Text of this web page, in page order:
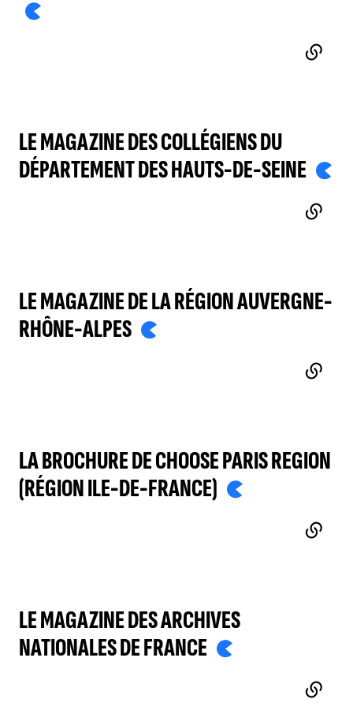
LE MAGAZINE DES COLLÉGIENS DU
DÉPARTEMENT DES HAUTS-DE-SEINE -
LE MAGAZINE DE LA RÉGION AUVERGNE-
RHÔNE-ALPES - LIEN EXTERNE
LA BROCHURE DE CHOOSE PARIS REGION
(RÉGION ILE-DE-FRANCE) - LIEN EXTERNE
LE MAGAZINE DES ARCHIVES
NATIONALES DE FRANCE - LIEN EXTERNE